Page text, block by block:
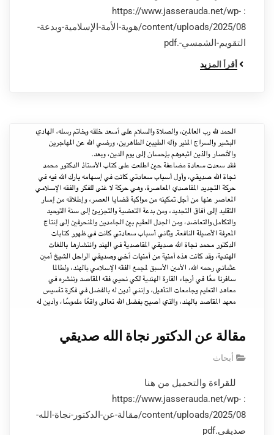
: https://www.jasserauda.net/wp-
content/uploads/2025/08/هوية-الأمة-الإسلامية-وبدعة-
التقويم-الشمسي-.pdf
أقرأ المزيد
مقالة عن الدكتور نجاة الله صديقي
أبحاث
للقراءة والتحميل من هنا
: https://www.jasserauda.net/wp-
content/uploads/2025/08/مقالة-عن-الدكتور-نجاة-الله-
صديقي.pdf